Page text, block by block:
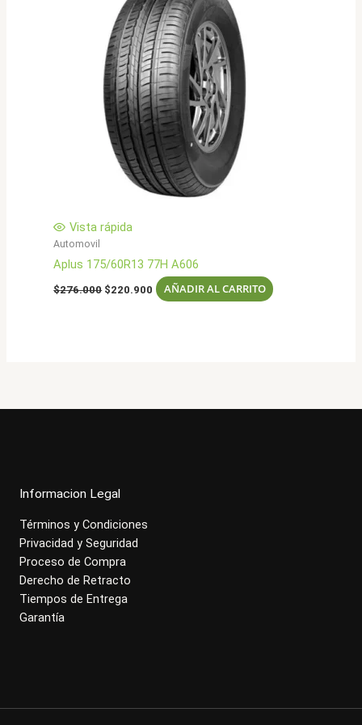
Vista rápida
Automovil
Aplus 175/60R13 77H A606
$276.000 El
$220.900 El
precio
AÑADIR AL CARRITO
Informacion Legal
Términos y Condiciones
Privacidad y Seguridad
Proceso de Compra
Derecho de Retracto
Tiempos de Entrega
Garantía